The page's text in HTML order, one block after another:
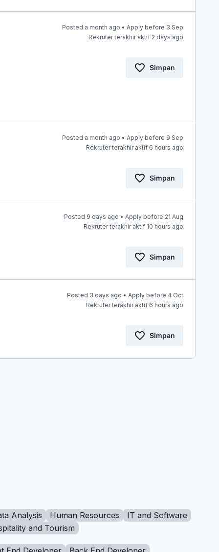
Posted a month ago • Apply before 3 Sep
Rekruter terakhir aktif 2 days ago
Simpan
Posted a month ago • Apply before 9 Sep
Rekruter terakhir aktif 6 hours ago
Simpan
Posted 9 days ago • Apply before 21 Aug
Rekruter terakhir aktif 10 hours ago
Simpan
Posted 3 days ago • Apply before 4 Oct
Rekruter terakhir aktif 6 hours ago
Simpan
Analysis Human Resources
IT and Software
and Tourism